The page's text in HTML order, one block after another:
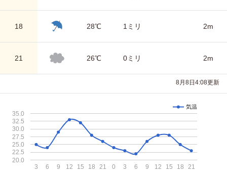
18 28℃ 1ミリ 2m
21 26℃ 0ミリ 2m
8月8日4:08更新
気温
3 6 9 12 15 18 21 0 3 6 9 12 15 18 21
20.0
22.5
25.0
27.5
30.0
32.5
35.0